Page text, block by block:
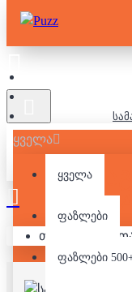
ყველა
ყველა
ფაზლები
ფაზლები
თქვენი